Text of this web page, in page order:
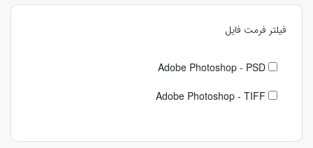
فیلتر فرمت فایل
Adobe Photoshop - PSD
Adobe Photoshop - TIFF